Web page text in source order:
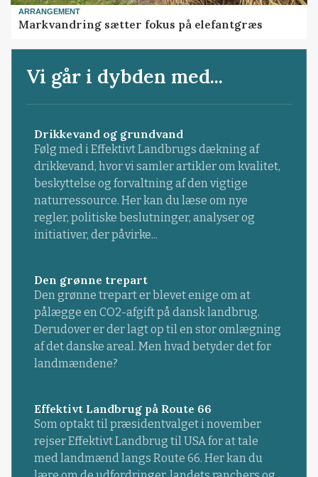
ARRANGEMENT
Markvandring sætter fokus på elefantgræs
Vi går i dybden med...
Drikkevand og grundvand
Følg med i Effektivt Landbrugs dækning af
drikkevand, hvor vi samler artikler om kvalitet,
beskyttelse og forvaltning af den vigtige
naturressource. Her kan du læse om nye
regler, politiske beslutninger, analyser og
initiativer, der påvirke...
Den grønne trepart
Den grønne trepart er blevet enige om at
pålægge en CO2-afgift på dansk landbrug.
Derudover er der lagt op til en stor omlægning
af det danske areal. Men hvad betyder det for
landmændene?
Effektivt Landbrug på Route 66
Som optakt til præsidentvalget i november
rejser Effektivt Landbrug til USA for at tale
med landmænd langs Route 66. Her kan du